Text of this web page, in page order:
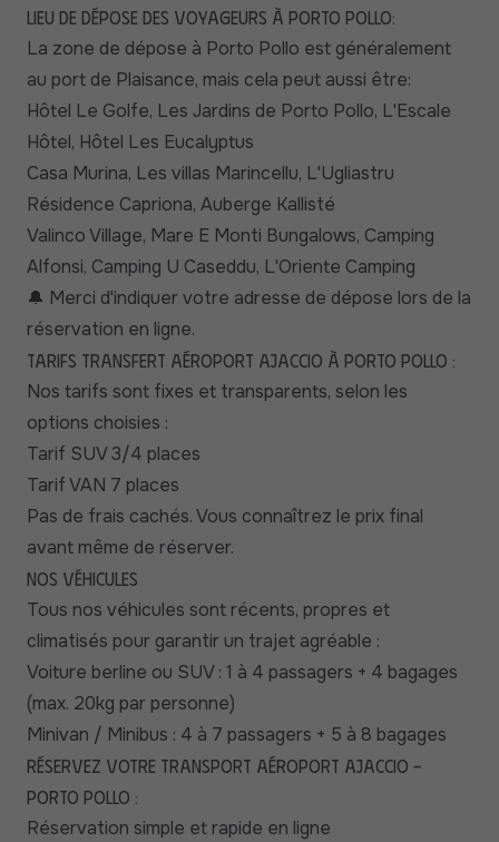
Lieu de dépose des voyageurs à Porto Pollo:
La zone de dépose à Porto Pollo est généralement
au port de Plaisance, mais cela peut aussi être:
Hôtel Le Golfe, Les Jardins de Porto Pollo, L'Escale
Hôtel, Hôtel Les Eucalyptus
Casa Murina, Les villas Marincellu, L'Ugliastru
Résidence Capriona, Auberge Kallisté
Valinco Village, Mare E Monti Bungalows, Camping
Alfonsi, Camping U Caseddu, L'Oriente Camping
🔔 Merci d'indiquer votre adresse de dépose lors de la
réservation en ligne.
Tarifs transfert aéroport Ajaccio à Porto Pollo :
Nos tarifs sont fixes et transparents, selon les
options choisies :
Tarif SUV 3/4 places
Tarif VAN 7 places
Pas de frais cachés. Vous connaîtrez le prix final
avant même de réserver.
Nos véhicules
Tous nos véhicules sont récents, propres et
climatisés pour garantir un trajet agréable :
Voiture berline ou SUV : 1 à 4 passagers + 4 bagages
(max. 20kg par personne)
Minivan / Minibus : 4 à 7 passagers + 5 à 8 bagages
Réservez votre transport aéroport Ajaccio –
Porto Pollo :
Réservation simple et rapide en ligne